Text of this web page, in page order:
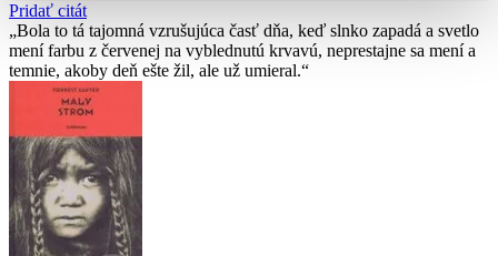
Pridať citát
Bola to tá tajomná vzrušujúca časť dňa, keď slnko zapadá a svetlo
mení farbu z červenej na vyblednutú krvavú, neprestajne sa mení a
temnie, akoby deň ešte žil, ale už umieral.